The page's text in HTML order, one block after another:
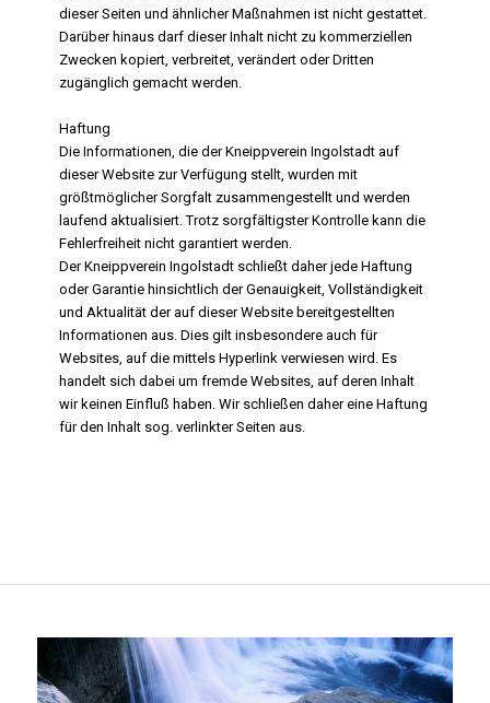
dieser Seiten und ähnlicher Maßnahmen ist nicht gestattet.
Darüber hinaus darf dieser Inhalt nicht zu kommerziellen
Zwecken kopiert, verbreitet, verändert oder Dritten
zugänglich gemacht werden.
Haftung
Die Informationen, die der Kneippverein Ingolstadt auf
dieser Website zur Verfügung stellt, wurden mit
größtmöglicher Sorgfalt zusammengestellt und werden
laufend aktualisiert. Trotz sorgfältigster Kontrolle kann die
Fehlerfreiheit nicht garantiert werden.
Der Kneippverein Ingolstadt schließt daher jede Haftung
oder Garantie hinsichtlich der Genauigkeit, Vollständigkeit
und Aktualität der auf dieser Website bereitgestellten
Informationen aus. Dies gilt insbesondere auch für
Websites, auf die mittels Hyperlink verwiesen wird. Es
handelt sich dabei um fremde Websites, auf deren Inhalt
wir keinen Einfluß haben. Wir schließen daher eine Haftung
für den Inhalt sog. verlinkter Seiten aus.